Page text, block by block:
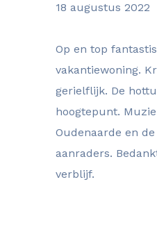
18 augustus 2022
Op en top
vakantiewoning.
gerielflijk. De
hoogtepunt.
Oudenaarde en
aanraders.
verblijf.